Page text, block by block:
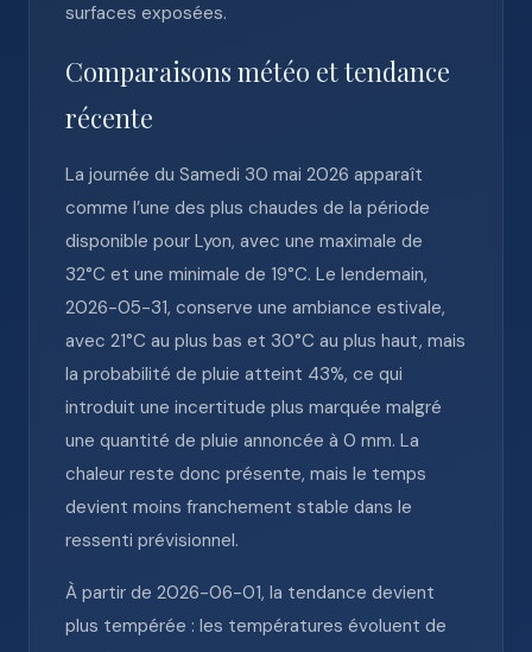
surfaces exposées.
Comparaisons météo et tendance
récente
La journée du Samedi 30 mai 2026 apparaît
comme l’une des plus chaudes de la période
disponible pour Lyon, avec une maximale de
32°C et une minimale de 19°C. Le lendemain,
2026-05-31, conserve une ambiance estivale,
avec 21°C au plus bas et 30°C au plus haut, mais
la probabilité de pluie atteint 43%, ce qui
introduit une incertitude plus marquée malgré
une quantité de pluie annoncée à 0 mm. La
chaleur reste donc présente, mais le temps
devient moins franchement stable dans le
ressenti prévisionnel.
À partir de 2026-06-01, la tendance devient
plus tempérée : les températures évoluent de